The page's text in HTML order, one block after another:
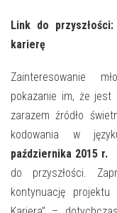
Link do
karierę
Zainteresowanie
pokazanie im, że jest
zarazem źródło
kodowania w
października 2015 r.
do przyszłości.
kontynuację